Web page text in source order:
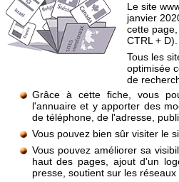
Le site
janvier
cette
CTRL + D).
Tous les
optimisée
de
Grâce à cette fiche, vous
l'annuaire et y apporter des
de téléphone, de l'adresse,
Vous pouvez bien sûr visiter le
Vous pouvez améliorer sa
haut des pages, ajout d'un
presse, soutient sur les réseaux